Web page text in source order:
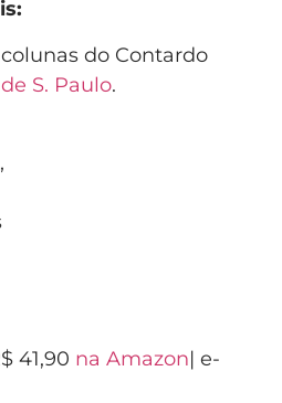
do Contardo
S. Paulo.
41,90 na Amazon| e-